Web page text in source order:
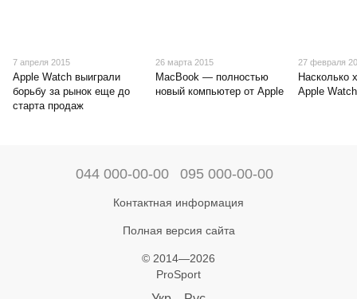
7 апреля 2015
Apple Watch выиграли
борьбу за рынок еще до
старта продаж
26 марта 2015
MacBook — полностью
новый компьютер от Apple
27 февраля
Насколько
Apple Watch
044 000-00-00 095 000-00-00
Контактная информация
Полная версия сайта
© 2014—2026
ProSport